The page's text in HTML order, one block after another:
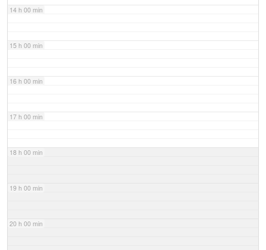
14 h 00 min
15 h 00 min
16 h 00 min
17 h 00 min
18 h 00 min
19 h 00 min
20 h 00 min